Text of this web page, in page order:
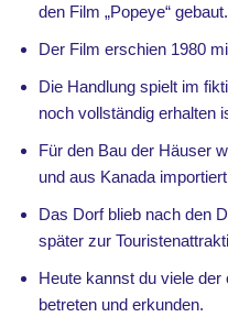
den Film „Popeye“ gebaut.
Der Film erschien 1980
Die Handlung spielt im
noch vollständig erhalten
Für den Bau der Häuser
und aus Kanada
Das Dorf blieb nach den
später zur
Heute kannst du viele
betreten und erkunden.